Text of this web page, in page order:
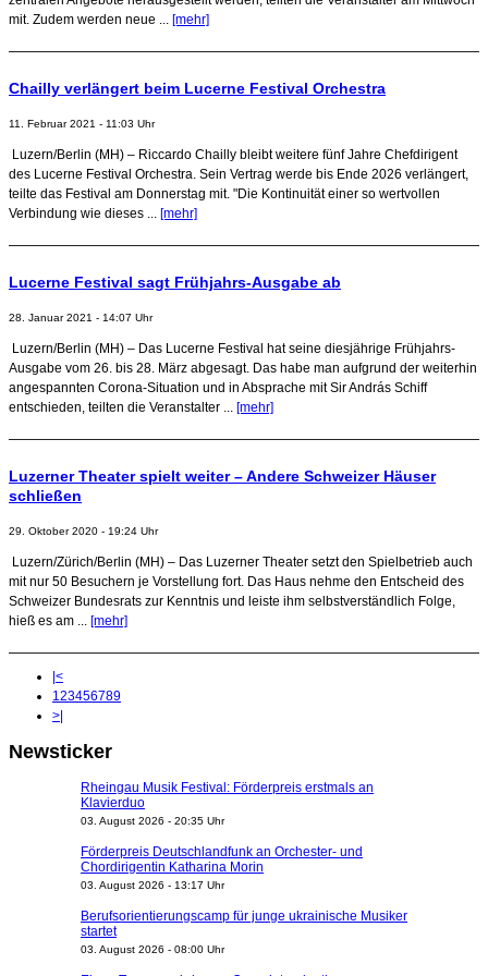
mit. Zudem werden neue ... [mehr]
Chailly verlängert beim Lucerne Festival Orchestra
11. Februar 2021 - 11:03 Uhr
Luzern/Berlin (MH) – Riccardo Chailly bleibt weitere fünf Jahre Chefdirigent
des Lucerne Festival Orchestra. Sein Vertrag werde bis Ende 2026 verlängert,
teilte das Festival am Donnerstag mit. "Die Kontinuität einer so wertvollen
Verbindung wie dieses ... [mehr]
Lucerne Festival sagt Frühjahrs-Ausgabe ab
28. Januar 2021 - 14:07 Uhr
Luzern/Berlin (MH) – Das Lucerne Festival hat seine diesjährige Frühjahrs-
Ausgabe vom 26. bis 28. März abgesagt. Das habe man aufgrund der weiterhin
angespannten Corona-Situation und in Absprache mit Sir András Schiff
entschieden, teilten die Veranstalter ... [mehr]
Luzerner Theater spielt weiter – Andere Schweizer Häuser
schließen
29. Oktober 2020 - 19:24 Uhr
Luzern/Zürich/Berlin (MH) – Das Luzerner Theater setzt den Spielbetrieb auch
mit nur 50 Besuchern je Vorstellung fort. Das Haus nehme den Entscheid des
Schweizer Bundesrats zur Kenntnis und leiste ihm selbstverständlich Folge,
hieß es am ... [mehr]
|<
1 23456789
>|
Newsticker
Rheingau Musik Festival: Förderpreis erstmals an
Klavierduo
03. August 2026 - 20:35 Uhr
Förderpreis Deutschlandfunk an Orchester- und
Chordirigentin Katharina Morin
03. August 2026 - 13:17 Uhr
Berufsorientierungscamp für junge ukrainische Musiker
startet
03. August 2026 - 08:00 Uhr